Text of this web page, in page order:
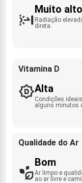
Muito alto
Radiação
direta.
Vitamina D
Alta
Condições
alguns minutos
Qualidade do Ar
Bom
Ar limpo e
ao ar livre e